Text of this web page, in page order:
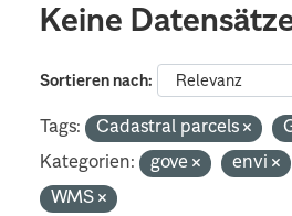
Keine
Sortieren nach
Tags: Cadastral parcels
Kategorien:
gove envi
WMS